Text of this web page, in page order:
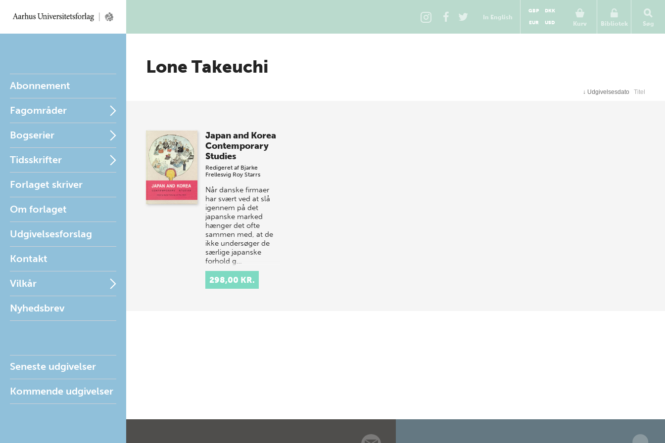
In English
Kurv
GBP
DKK
EUR
USD Bibliotek Søg
Abonnement
Fagområder
Bogserier
Tidsskrifter
Forlaget skriver
Om forlaget
Udgivelsesforslag
Kontakt
Vilkår
Nyhedsbrev
Seneste udgivelser
Kommende udgivelser
Lone Takeuchi
↓ Udgivelsesdato Titel
Japan and Korea
Contemporary
Studies
Redigeret af Bjarke
Frellesvig Roy Starrs
Når danske firmaer
har svært ved at slå
igennem på det
japanske marked
hænger det ofte
sammen med, at de
ikke undersøger de
særlige japanske
forhold g…
298,00 KR.